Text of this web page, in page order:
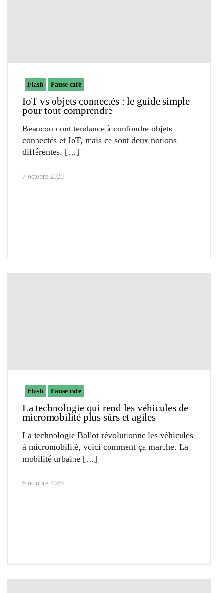
Flash Pause café
IoT vs objets connectés : le guide simple
pour tout comprendre
Beaucoup ont tendance à confondre objets
connectés et IoT, mais ce sont deux notions
différentes.
7 octobre 2025
Flash Pause café
La technologie qui rend les véhicules de
micromobilité plus sûrs et agiles
La technologie Ballot révolutionne les véhicules
à micromobilité, voici comment ça marche. La
mobilité urbaine
6 octobre 2025